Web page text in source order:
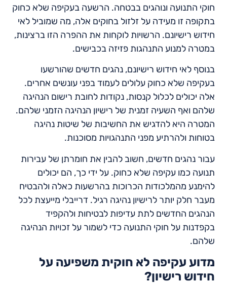
חוקי התנועה ונוהגים בבטחה. הרשעה בעקיפה שלא כחוק
בתקופה זו מעידה על זלזול בחוקים אלה, מה שמוביל לאי
חידוש רישיונם. הרשויות לוקחות את ההפרה הזו ברצינות,
במטרה למנוע התנהגות פזיזה בכבישים.
בנוסף לאי חידוש רישיונם, נהגים חדשים שהורשעו
בעקיפה שלא כחוק עלולים לעמוד בפני עונשים אחרים.
אלה יכולים לכלול קנסות, נקודות לחובת רישום הנהיגה
שלהם ואף השעיה זמנית של רישיון הנהיגה הזמני שלהם.
המטרה היא להדגיש את החשיבות של שיטות נהיגה
בטוחות ולהרתיע מפני התנהגויות מסוכנות.
עבור נהגים חדשים, חשוב להבין את חומרתן של עבירות
תנועה כמו עקיפה שלא כחוק. על ידי כך, הם יכולים
להימנע מהמלכודות הכרוכות בהרשעות כאלה ולהבטיח
מעבר חלק יותר לרישיון נהיגה רגיל. דרייבלי מייעצת לכל
הנהגים החדשים לתת עדיפות לבטיחות ולהקפיד
בקפדנות על חוקי התנועה כדי לשמור על זכויות הנהיגה
שלהם.
מדוע עקיפה לא חוקית משפיעה על
חידוש רישיון?